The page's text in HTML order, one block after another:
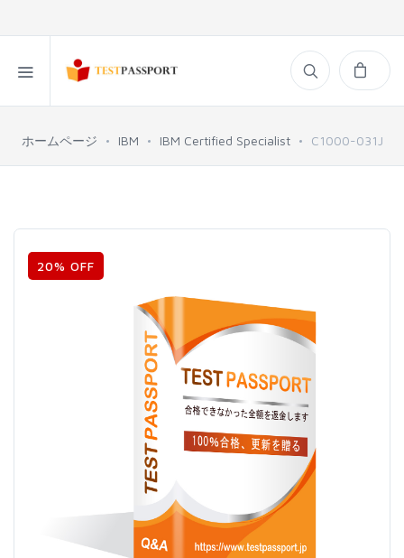
ホームページ IBM IBM Certified Specialist C1000-031J
20% OFF